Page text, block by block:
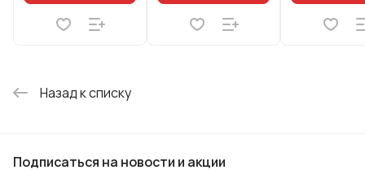
Назад к списку
Подписаться на новости и акции